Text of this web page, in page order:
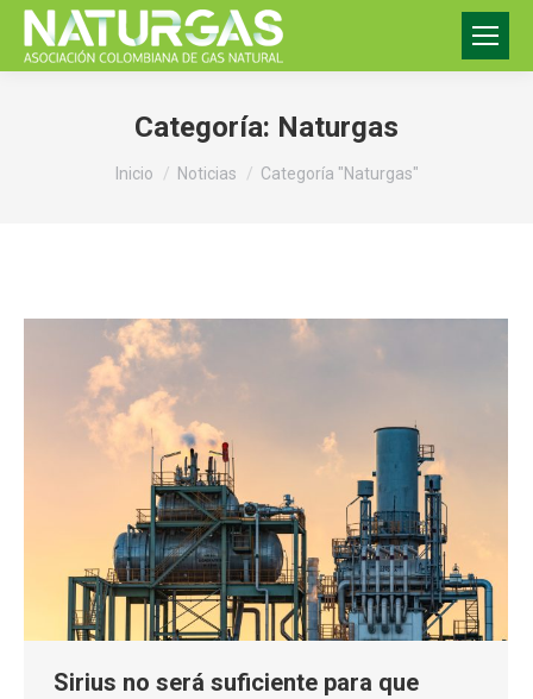
Categoría: Naturgas
Estás aquí:
Inicio Noticias Categoría "Naturgas"
Sirius no será suficiente para que